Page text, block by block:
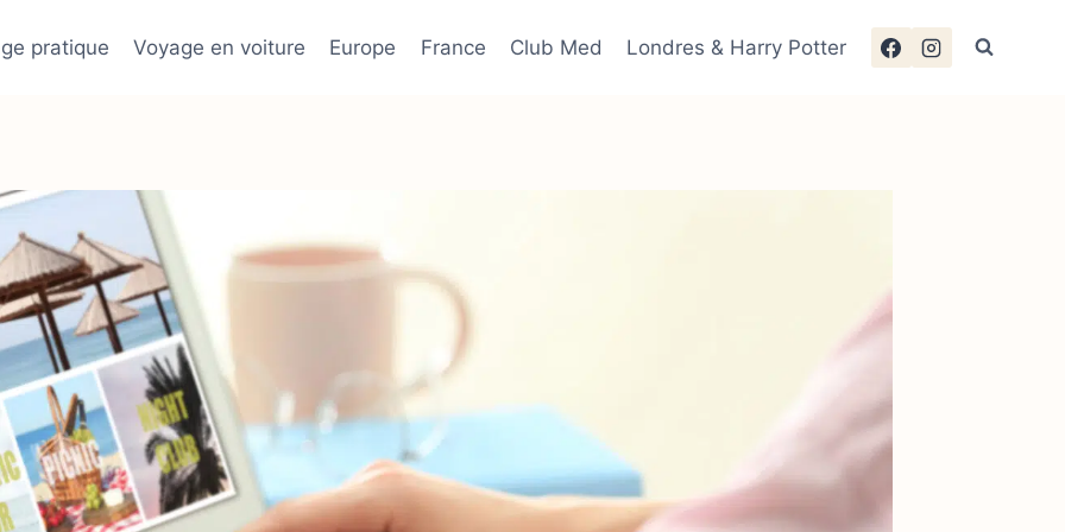
pratique Voyage en voiture Europe France Club Med Londres & Harry Potter